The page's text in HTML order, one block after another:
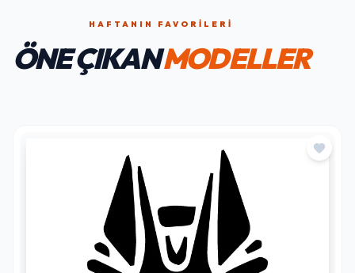
HAFTANIN FAVORILERI
ÖNE ÇIKANMODELLER